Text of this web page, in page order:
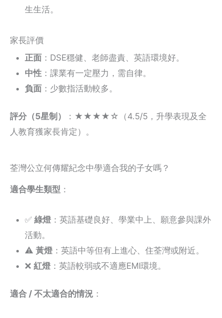
生生活。
家長評價
正面 ：DSE穩健、老師盡責、英語環境好。
中性 ：課業有一定壓力，需自律。
負面 ：少數指活動較多。
評分（5星制）
：★★★★☆（4.5/5，升學表現及全
人教育獲家長肯定）。
荃灣公立何傳耀紀念中學適合我的子女嗎？
適合學生類型 ：
✅ 綠燈 ：英語基礎良好、學業中上、願意參與課外
活動。
⚠️ 黃燈 ：英語中等但有上進心、住荃灣或附近。
❌ 紅燈 ：英語較弱或不適應EMI環境。
適合 / 不太適合的情況 ：